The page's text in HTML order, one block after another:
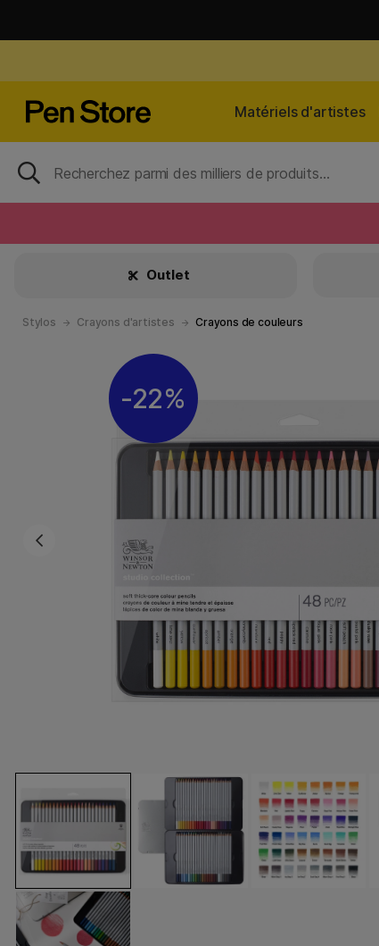
Matériels d'artistes
Outlet
Stylos Crayons d'artistes Crayons de couleurs
22%